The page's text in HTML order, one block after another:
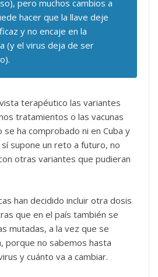
pero muchos cambios a
hacer que la llave deje
y no encaje en la
(y el virus deja de ser
vista terapéutico las variantes
tratamientos o las vacunas
se ha comprobado ni en Cuba y
supone un reto a futuro, no
otras variantes que pudieran
han decidido incluir otra dosis
que en el país también se
mutadas, a la vez que se
porque no sabemos hasta
y cuánto va a cambiar.